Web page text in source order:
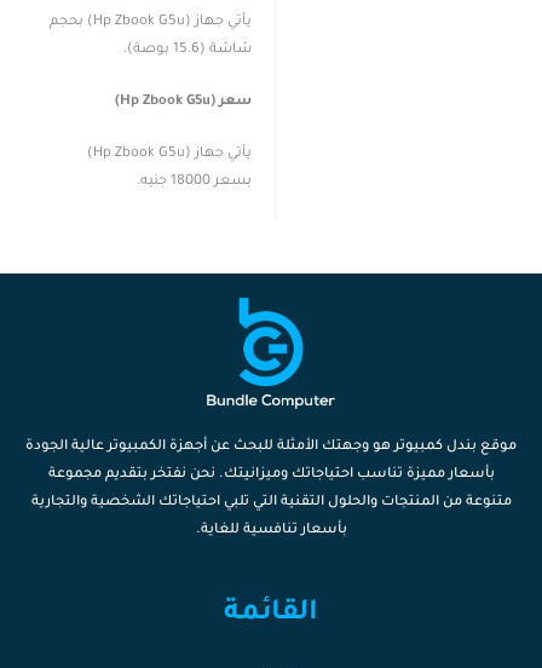
يأتي جهاز (Hp Zbook G5u) بحجم
شاشة (15.6 بوصة).
سعر (Hp Zbook G5u)
يأتي جهاز (Hp Zbook G5u)
بسعر 18000 جنيه.
موقع بندل كمبيوتر هو وجهتك الأمثلة للبحث عن أجهزة الكمبيوتر عالية الجودة
بأسعار مميزة تناسب احتياجاتك وميزانيتك. نحن نفتخر بتقديم مجموعة
متنوعة من المنتجات والحلول التقنية التي تلبي احتياجاتك الشخصية والتجارية
بأسعار تنافسية للغاية.
القائمة